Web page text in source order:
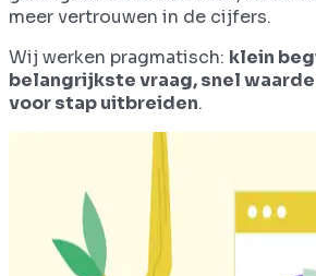
meer vertrouwen in de cijfers.
Wij werken pragmatisch: klein
belangrijkste vraag, snel
voor stap uitbreiden.